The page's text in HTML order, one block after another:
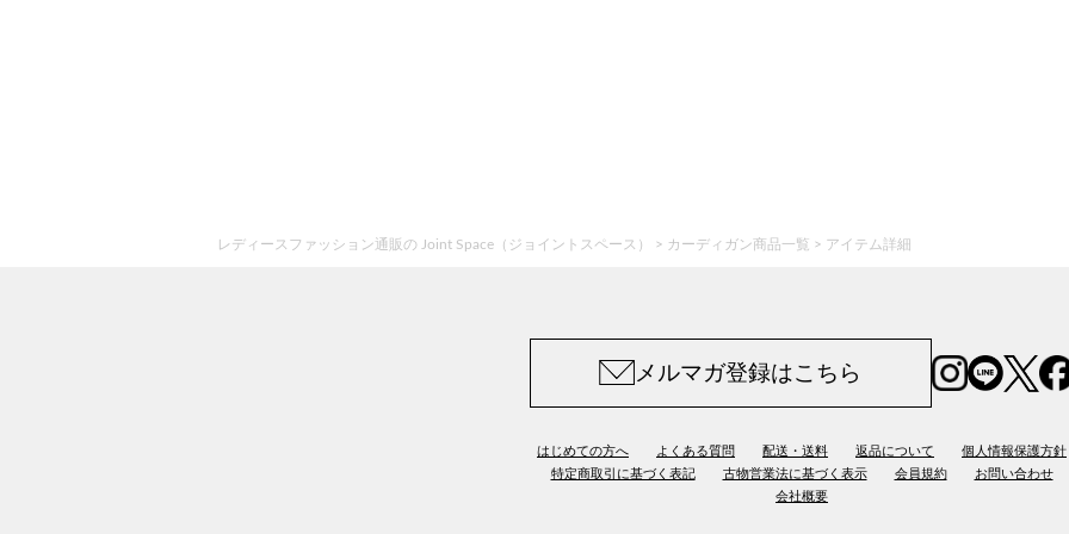
レディースファッション通販の Joint Space（ジョイントスペース） カーディガン商品一覧 アイテム詳細
メルマガ登録はこちら
はじめての方へ よくある質問 配送・送料 返品について
個人情報保護方針
特定商取引に基づく表記
古物営業法に基づく表示 会員規約
お問い合わせ
会社概要